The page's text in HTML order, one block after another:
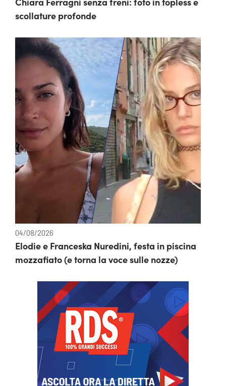
scollature profonde
04/08/2026
Elodie e Franceska Nuredini, festa in piscina
mozzafiato (e torna la voce sulle nozze)